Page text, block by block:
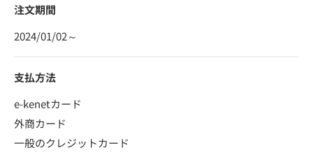
注文期間
2024/01/02～
支払方法
e-kenetカード
外商カード
一般のクレジットカード